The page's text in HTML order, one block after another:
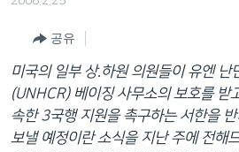
이
프로그램
주파수 안내
언어 선택
공유
미국의 일부 상.하원 의원들이 유엔 난
(UNHCR) 베이징 사무소의 보호를 받
속한 3국행 지원을 촉구하는 서한을
보낼 예정이란 소식을 지난 주에 전해